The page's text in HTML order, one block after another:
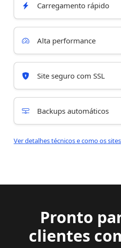
Carregamento rápido
Alta performance
Site seguro com SSL
Backups automáticos
Ver detalhes técnicos e como os
Pronto
clientes